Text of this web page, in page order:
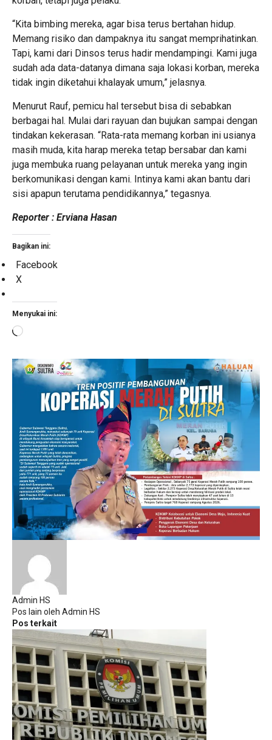
“Kita bimbing mereka, agar bisa terus bertahan hidup.
Memang risiko dan dampaknya itu sangat memprihatinkan.
Tapi, kami dari Dinsos terus hadir mendampingi. Kami juga
sudah ada data-datanya dimana saja lokasi korban, mereka
tidak ingin diketahui khalayak umum,” jelasnya.
Menurut Rauf, pemicu hal tersebut bisa di sebabkan
berbagai hal. Mulai dari rayuan dan bujukan sampai dengan
tindakan kekerasan. “Rata-rata memang korban ini usianya
masih muda, kita harap mereka tetap bersabar dan kami
juga membuka ruang pelayanan untuk mereka yang ingin
berkomunikasi dengan kami. Intinya kami akan bantu dari
sisi apapun terutama pendidikannya,” tegasnya.
Reporter : Erviana Hasan
Bagikan ini:
Facebook
X
Menyukai ini:
Memuat...
Admin HS
Pos lain oleh Admin HS
Pos terkait